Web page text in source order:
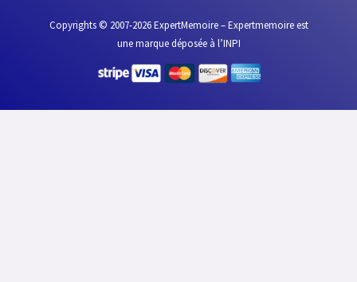
Copyrights © 2007-2026 ExpertMemoire – Expertmemoire est
une marque déposée à l’INPI